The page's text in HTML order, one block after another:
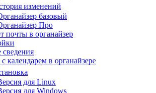
изменений
базовый
Про
почты в органайзер
с календарем в органайзере
для Linux
для Windows